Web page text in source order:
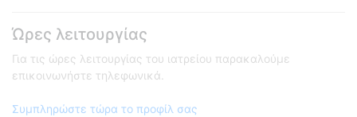
Ώρες λειτουργίας
Για τις ώρες λειτουργίας του ιατρείου παρακαλούμε
επικοινωνήστε τηλεφωνικά.
Συμπληρώστε τώρα το προφίλ σας